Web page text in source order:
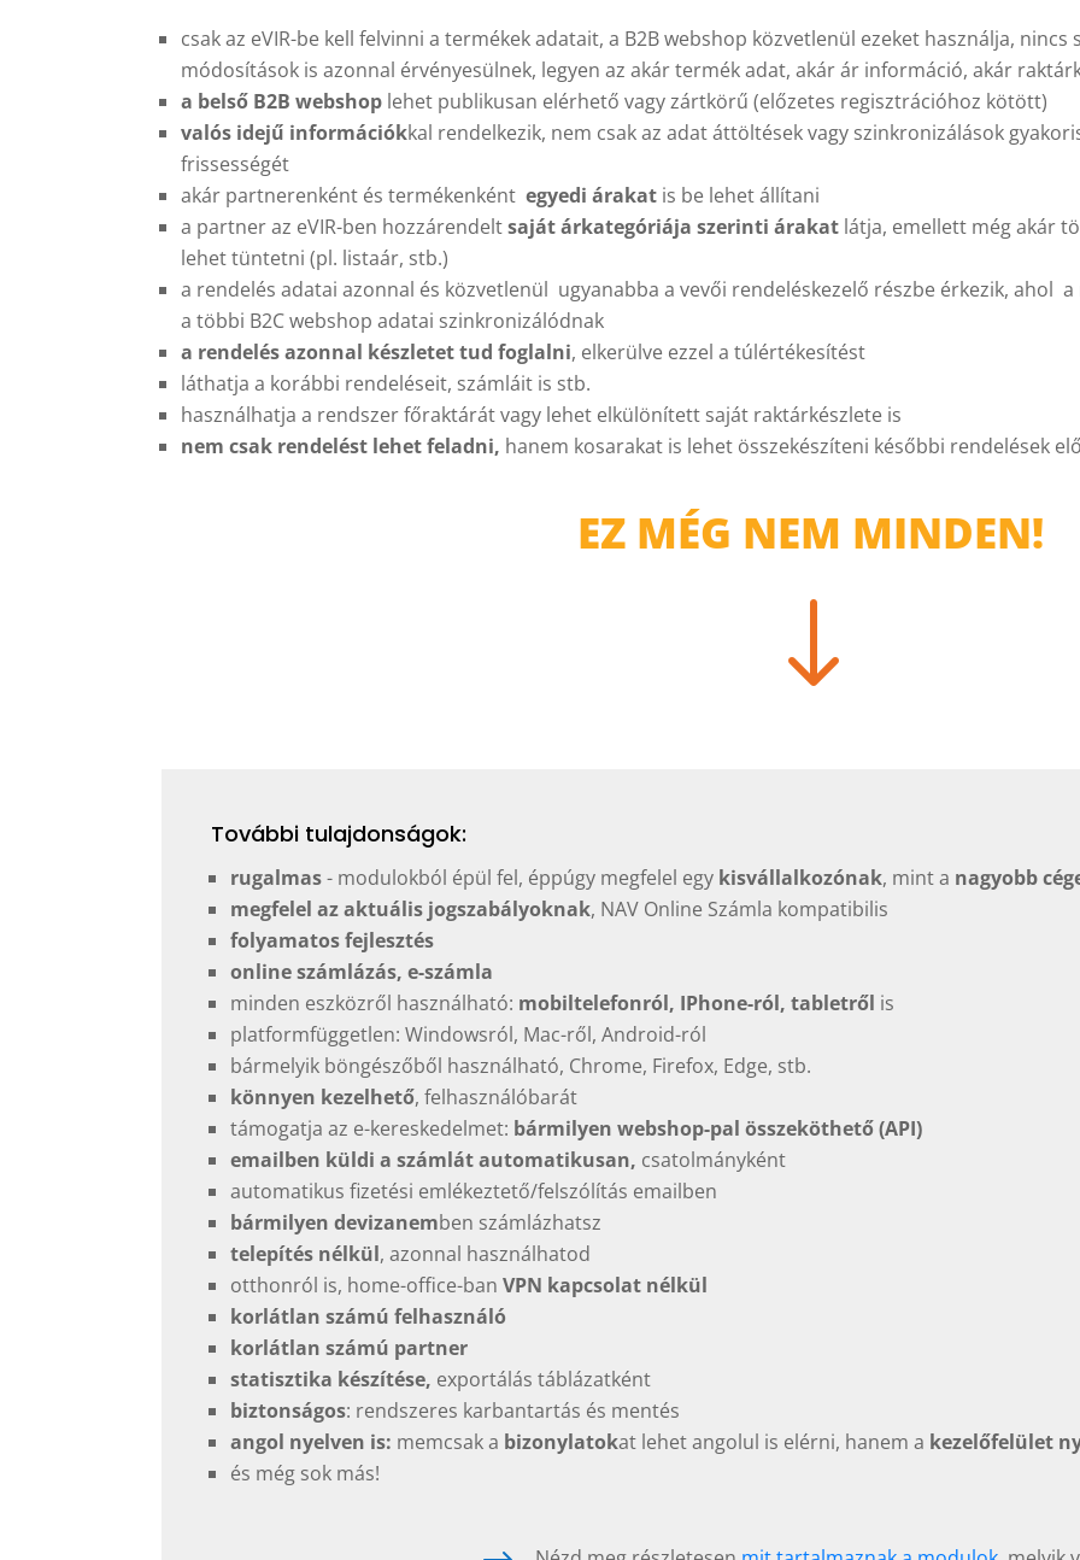
csak az eVIR-be kell felvinni a termékek adatait, a B2B webshop közvetlenül ezeket használja, nincs
módosítások is azonnal érvényesülnek, legyen az akár termék adat, akár ár információ, akár
a belső B2B webshop lehet publikusan elérhető vagy zártkörű (előzetes regisztrációhoz kötött)
valós idejű információkkal rendelkezik, nem csak az adat áttöltések vagy szinkronizálások
frissességét
akár partnerenként és termékenkéntegyedi árakat is be lehet állítani
a partner az eVIR-ben hozzárendeltsaját árkategóriája szerinti árakat látja, emellett még akár
lehet tüntetni (pl. listaár, stb.)
a rendelés adatai azonnal és közvetlenül ugyanabba a vevői rendeléskezelő részbe érkezik, ahol
a többi B2C webshop adatai szinkronizálódnak
a rendelés azonnal készletet tud foglalni, elkerülve ezzel a túlértékesítést
láthatja a korábbi rendeléseit, számláit is stb.
használhatja a rendszer főraktárát vagy lehet elkülönített saját raktárkészlete is
nem csak rendelést lehet feladni, hanem kosarakat is lehet összekészíteni későbbi rendelések
EZ MÉG NEM MINDEN!
"
További tulajdonságok:
rugalmas- modulokból épül fel, éppúgy megfelel egykisvállalkozónak, mint a nagyobb
megfelel az aktuális jogszabályoknak, NAV Online Számla kompatibilis
folyamatos fejlesztés
online számlázás, e-számla
minden eszközről használható: mobiltelefonról, IPhone-ról, tabletről is
platformfüggetlen: Windowsról, Mac-ről, Android-ról
bármelyik böngészőből használható, Chrome, Firefox, Edge, stb.
könnyen kezelhető, felhasználóbarát
támogatja az e-kereskedelmet: bármilyen webshop-pal összeköthető (API)
emailben küldi a számlát automatikusan, csatolmányként
automatikus fizetési emlékeztető/felszólítás emailben
bármilyen devizanemben számlázhatsz
telepítés nélkül, azonnal használhatod
otthonról is, home-office-ban VPN kapcsolat nélkül
korlátlan számú felhasználó
korlátlan számú partner
statisztika készítése, exportálás táblázatként
biztonságos: rendszeres karbantartás és mentés
angol nyelven is: memcsak a bizonylatokat lehet angolul is elérni, hanem a kezelőfelület
és még sok más!